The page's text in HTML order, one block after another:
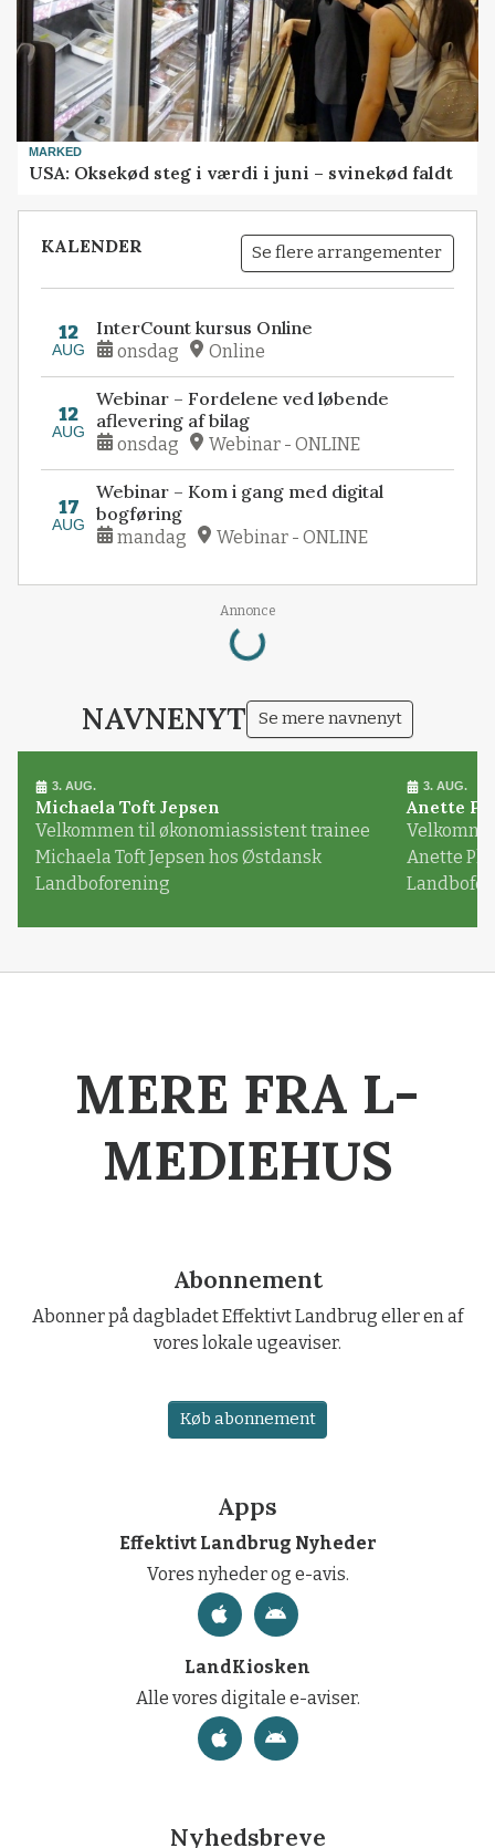
MARKED
USA: Oksekød steg i værdi i juni – svinekød faldt
KALENDER Se flere arrangementer
12
AUG
InterCount kursus Online
onsdag Online
12
AUG
Webinar – Fordelene ved løbende
aflevering af bilag
onsdag Webinar - ONLINE
17
AUG
Webinar – Kom i gang med digital
bogføring
mandag Webinar - ONLINE
Annonce
Loading...
NAVNENYT Se mere navnenyt
3. AUG.
Michaela Toft Jepsen
Velkommen til økonomiassistent trainee
Michaela Toft Jepsen hos Østdansk
Landboforening
3. AUG.
Anette
Anette
MERE FRA L-
MEDIEHUS
Abonnement
Abonner på dagbladet Effektivt Landbrug eller en af
vores lokale ugeaviser.
Køb abonnement
Apps
Effektivt Landbrug Nyheder
Vores nyheder og e-avis.
LandKiosken
Alle vores digitale e-aviser.
Nyhedsbreve